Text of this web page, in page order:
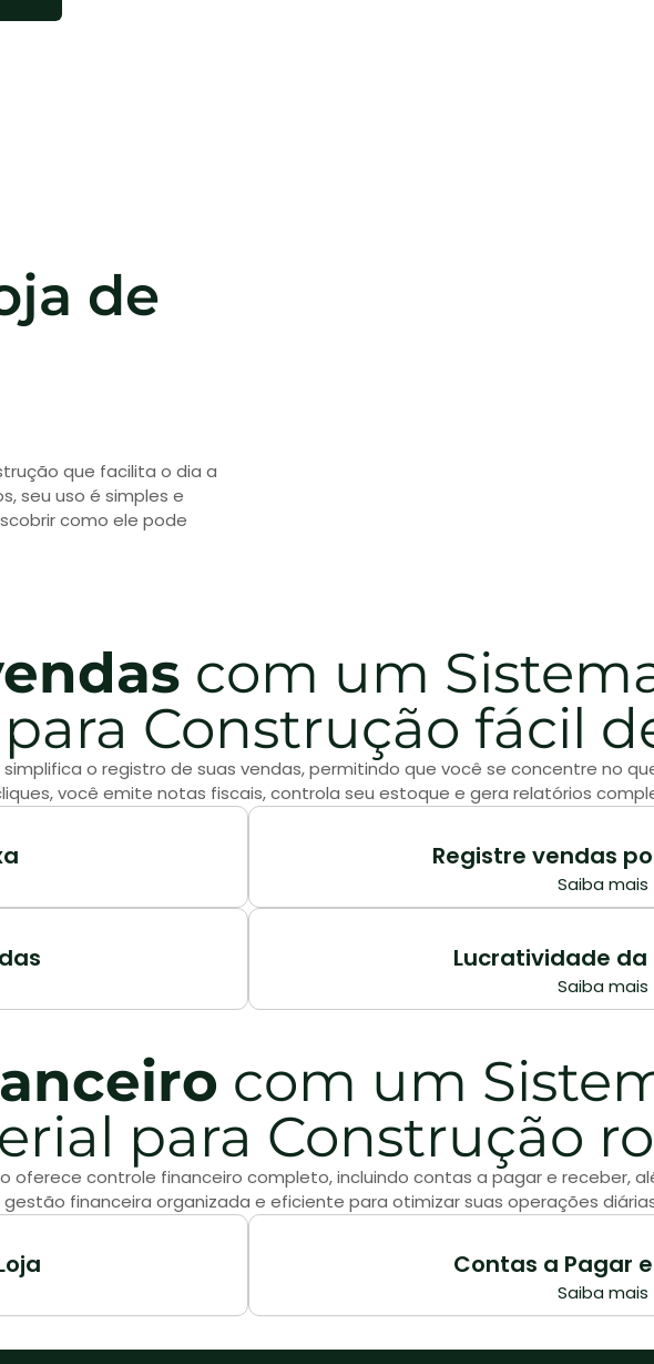
de
que facilita o dia a
seu uso é simples e
como ele pode
com um
Construção fácil
o registro de suas vendas, permitindo que você se concentre no
você emite notas fiscais, controla seu estoque e gera relatórios
Registre vendas
Saiba mais
Lucratividade da
Saiba mais
com um
para Construção
oferece controle financeiro completo, incluindo contas a pagar e receber,
financeira organizada e eficiente para otimizar suas operações
Contas a Pagar
Saiba mais